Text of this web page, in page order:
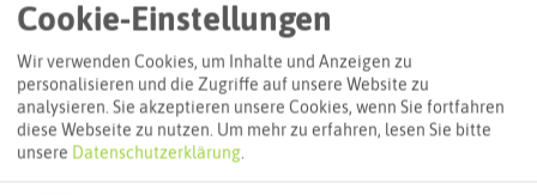
Cookie-Einstellungen
Wir verwenden Cookies, um Inhalte und Anzeigen zu
personalisieren und die Zugriffe auf unsere Website zu
analysieren. Sie akzeptieren unsere Cookies, wenn Sie fortfahren
diese Webseite zu nutzen. Um mehr zu erfahren, lesen Sie bitte
unsere Datenschutzerklärung.